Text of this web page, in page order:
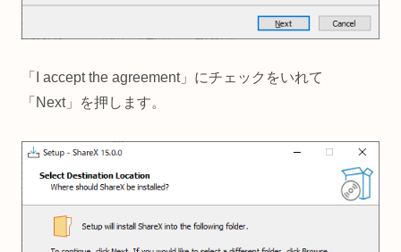
「I accept the agreement」にチェックをいれて
「Next」を押します。